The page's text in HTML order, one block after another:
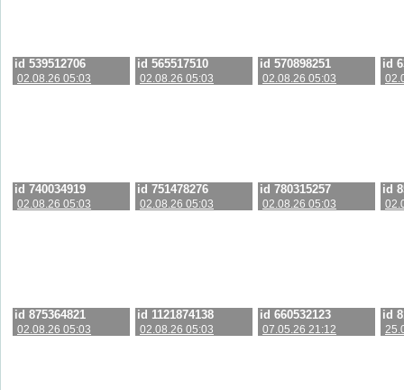
id 539512706
02.08.26 05:03
id 565517510
02.08.26 05:03
id 570898251
02.08.26 05:03
id
id 740034919
02.08.26 05:03
id 751478276
02.08.26 05:03
id 780315257
02.08.26 05:03
id
id 875364821
02.08.26 05:03
id 1121874138
02.08.26 05:03
id 660532123
07.05.26 21:12
id